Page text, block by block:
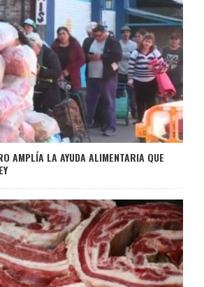
AMPLÍA LA AYUDA ALIMENTARIA QUE